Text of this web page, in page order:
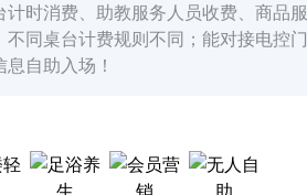
计时消费、助教服务人员收费、商品
不同桌台计费规则不同；能对接电控
自助入场！